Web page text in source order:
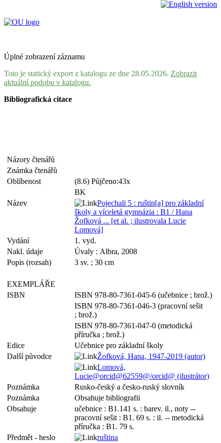
Úplné zobrazení záznamu
Toto je statický export z katalogu ze dne 28.05.2026. Zobrazit
aktuální podobu v katalogu.
Bibliografická citace
Názory čtenářů
Známka čtenářů
Oblíbenost
(8.6) Půjčeno:43x
BK
Název
Pojechali 5 : ruštin[a] pro základní
školy a víceletá gymnázia : B1 / Hana
Žofková ... [et al. ; ilustrovala Lucie
Lomová]
Vydání
1. vyd.
Nakl. údaje
Úvaly : Albra, 2008
Popis (rozsah)
3 sv. ; 30 cm
EXEMPLÁŘE
ISBN
ISBN 978-80-7361-045-6 (učebnice ; brož.)
ISBN 978-80-7361-046-3 (pracovní sešit
; brož.)
ISBN 978-80-7361-047-0 (metodická
příručka ; brož.)
Edice
Učebnice pro základní školy
Další původce
Žofková, Hana, 1947-2019 (autor)
Lomová,
Lucie@orcid@62559@/orcid@ (ilustrátor)
Poznámka
Rusko-český a česko-ruský slovník
Poznámka
Obsahuje bibliografii
Obsahuje
učebnice : B1.141 s. : barev. il., noty --
pracovní sešit : B1. 69 s. : il. -- metodická
příručka : B1. 79 s.
Předmět - heslo
ruština